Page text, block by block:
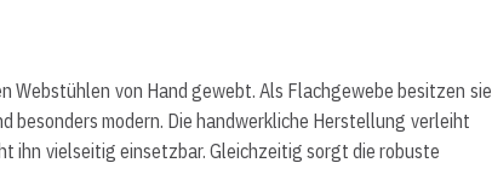
Webstühlen von Hand gewebt. Als Flachgewebe besitzen sie
besonders modern. Die handwerkliche Herstellung verleiht
ihn vielseitig einsetzbar. Gleichzeitig sorgt die robuste